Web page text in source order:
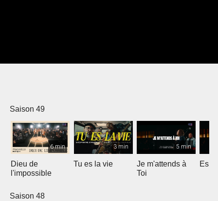
Saison 49
6 min
Dieu de
l'impossible
3 min
Tu es la vie
5 min
Je m'attends à
Toi
Saison 48